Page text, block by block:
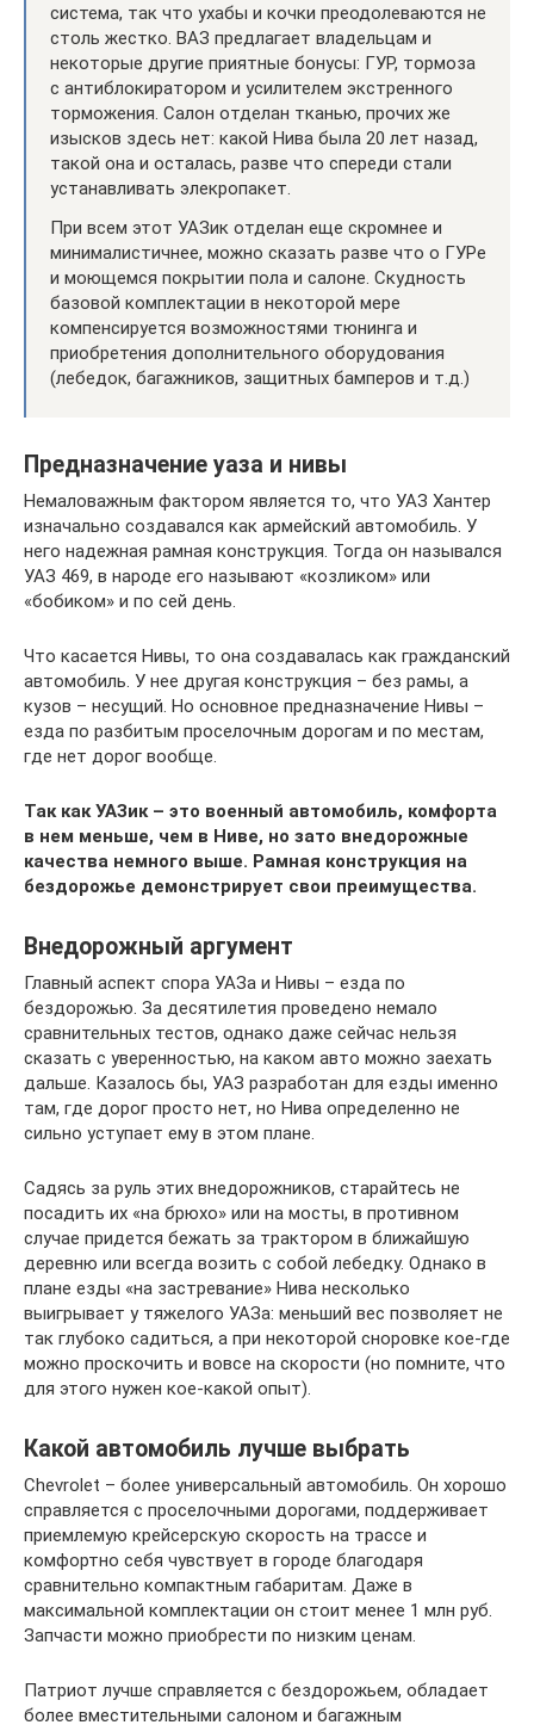
система, так что ухабы и кочки преодолеваются не
столь жестко. ВАЗ предлагает владельцам и
некоторые другие приятные бонусы: ГУР, тормоза
с антиблокиратором и усилителем экстренного
торможения. Салон отделан тканью, прочих же
изысков здесь нет: какой Нива была 20 лет назад,
такой она и осталась, разве что спереди стали
устанавливать элекропакет.
При всем этот УАЗик отделан еще скромнее и
минималистичнее, можно сказать разве что о ГУРе
и моющемся покрытии пола и салоне. Скудность
базовой комплектации в некоторой мере
компенсируется возможностями тюнинга и
приобретения дополнительного оборудования
(лебедок, багажников, защитных бамперов и т.д.)
Предназначение уаза и нивы
Немаловажным фактором является то, что УАЗ Хантер
изначально создавался как армейский автомобиль. У
него надежная рамная конструкция. Тогда он назывался
УАЗ 469, в народе его называют «козликом» или
«бобиком» и по сей день.
Что касается Нивы, то она создавалась как гражданский
автомобиль. У нее другая конструкция – без рамы, а
кузов – несущий. Но основное предназначение Нивы –
езда по разбитым проселочным дорогам и по местам,
где нет дорог вообще.
Так как УАЗик – это военный автомобиль, комфорта
в нем меньше, чем в Ниве, но зато внедорожные
качества немного выше. Рамная конструкция на
бездорожье демонстрирует свои преимущества.
Внедорожный аргумент
Главный аспект спора УАЗа и Нивы – езда по
бездорожью. За десятилетия проведено немало
сравнительных тестов, однако даже сейчас нельзя
сказать с уверенностью, на каком авто можно заехать
дальше. Казалось бы, УАЗ разработан для езды именно
там, где дорог просто нет, но Нива определенно не
сильно уступает ему в этом плане.
Садясь за руль этих внедорожников, старайтесь не
посадить их «на брюхо» или на мосты, в противном
случае придется бежать за трактором в ближайшую
деревню или всегда возить с собой лебедку. Однако в
плане езды «на застревание» Нива несколько
выигрывает у тяжелого УАЗа: меньший вес позволяет не
так глубоко садиться, а при некоторой сноровке кое-где
можно проскочить и вовсе на скорости (но помните, что
для этого нужен кое-какой опыт).
Какой автомобиль лучше выбрать
Chevrolet – более универсальный автомобиль. Он хорошо
справляется с проселочными дорогами, поддерживает
приемлемую крейсерскую скорость на трассе и
комфортно себя чувствует в городе благодаря
сравнительно компактным габаритам. Даже в
максимальной комплектации он стоит менее 1 млн руб.
Запчасти можно приобрести по низким ценам.
Патриот лучше справляется с бездорожьем, обладает
более вместительными салоном и багажным